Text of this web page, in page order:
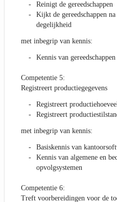
Reinigt de gereedschappen
Kijkt de gereedschappen
degelijkheid
met inbegrip van kennis:
Kennis van
Competentie 5:
Registreert productiegegevens
Registreert
Registreert
met inbegrip van kennis:
Basiskennis van
Kennis van algemene en
opvolgsystemen
Competentie 6:
Treft voorbereidingen voor de